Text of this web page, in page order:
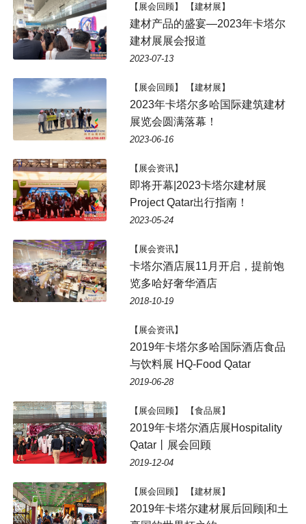
【展会回顾】 【建材展】
建材产品的盛宴—2023年卡塔尔
建材展展会报道
2023-07-13
【展会回顾】 【建材展】
2023年卡塔尔多哈国际建筑建材
展览会圆满落幕！
2023-06-16
【展会资讯】
即将开幕|2023卡塔尔建材展
Project Qatar出行指南！
2023-05-24
【展会资讯】
卡塔尔酒店展11月开启，提前饱
览多哈好奢华酒店
2018-10-19
【展会资讯】
2019年卡塔尔多哈国际酒店食品
与饮料展 HQ-Food Qatar
2019-06-28
【展会回顾】 【食品展】
2019年卡塔尔酒店展Hospitality
Qatar丨展会回顾
2019-12-04
【展会回顾】 【建材展】
2019年卡塔尔建材展后回顾|和土